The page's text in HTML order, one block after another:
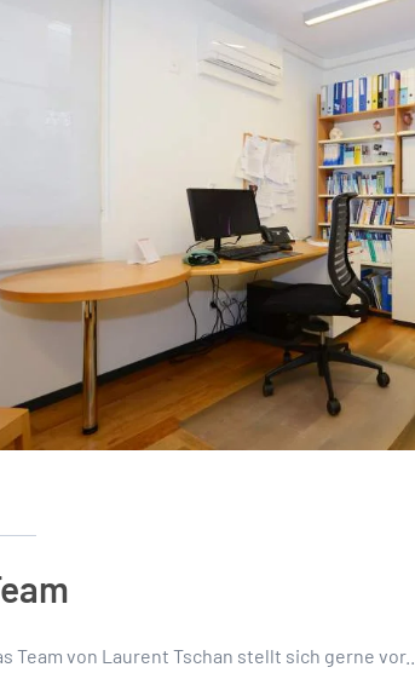
Team von Laurent Tschan stellt sich gerne vor....